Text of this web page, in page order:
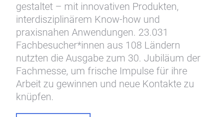
gestaltet – mit innovativen Produkten,
interdisziplinärem Know-how und
praxisnahen Anwendungen. 23.031
Fachbesucher*innen aus 108 Ländern
nutzten die Ausgabe zum 30. Jubiläum der
Fachmesse, um frische Impulse für ihre
Arbeit zu gewinnen und neue Kontakte zu
knüpfen.